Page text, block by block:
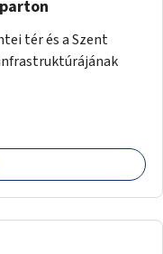
tér és a Szent